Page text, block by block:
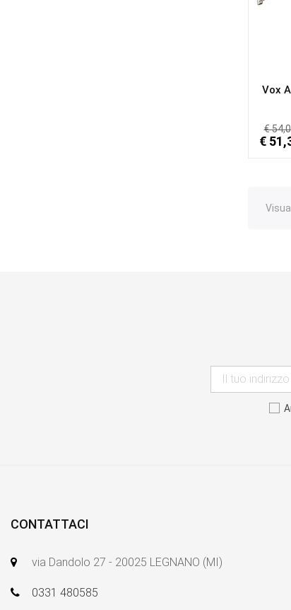
Vox
€
€
CONTATTACI
via Dandolo 27 - 20025 LEGNANO (MI)
0331 480585